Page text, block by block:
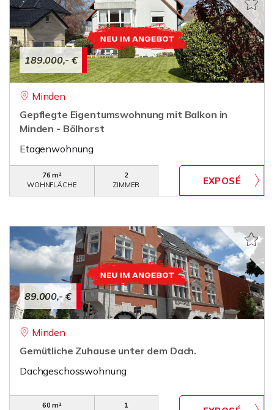
189.000,- €
Minden
Gepflegte Eigentumswohnung mit Balkon in
Minden - Bölhorst
Etagenwohnung
76 m²
WOHNFLÄCHE
2
ZIMMER
89.000,- €
Minden
Gemütliche Zuhause unter dem Dach.
Dachgeschosswohnung
60 m²
1